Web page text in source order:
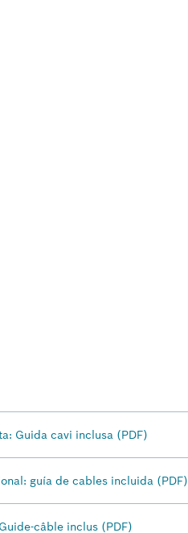
Guida cavi inclusa (PDF)
guía de cables incluida (PDF)
câble inclus (PDF)